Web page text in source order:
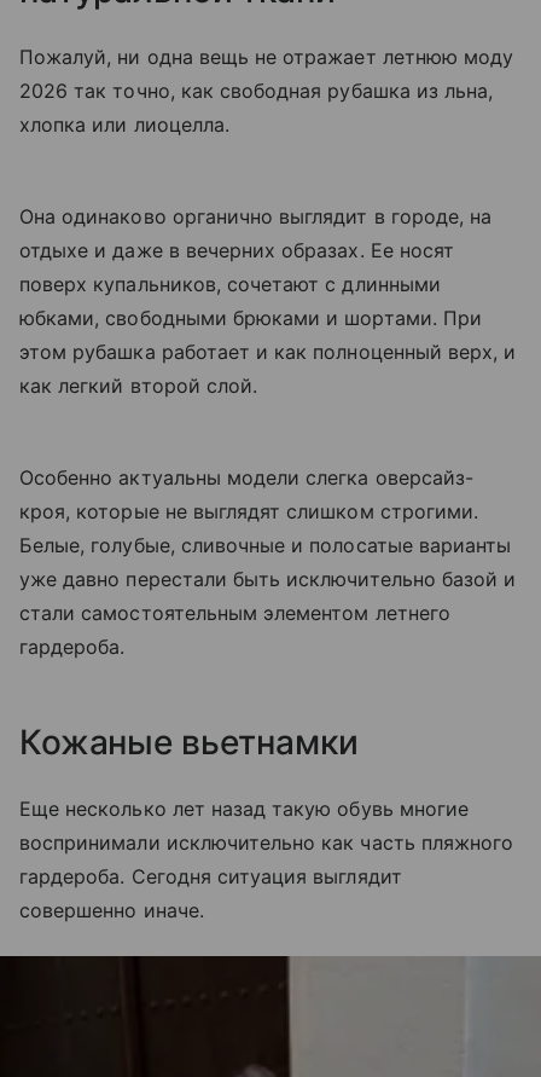
Пожалуй, ни одна вещь не отражает летнюю моду
2026 так точно, как свободная рубашка из льна,
хлопка или лиоцелла.
Она одинаково органично выглядит в городе, на
отдыхе и даже в вечерних образах. Ее носят
поверх купальников, сочетают с длинными
юбками, свободными брюками и шортами. При
этом рубашка работает и как полноценный верх, и
как легкий второй слой.
Особенно актуальны модели слегка оверсайз-
кроя, которые не выглядят слишком строгими.
Белые, голубые, сливочные и полосатые варианты
уже давно перестали быть исключительно базой и
стали самостоятельным элементом летнего
гардероба.
Кожаные вьетнамки
Еще несколько лет назад такую обувь многие
воспринимали исключительно как часть пляжного
гардероба. Сегодня ситуация выглядит
совершенно иначе.